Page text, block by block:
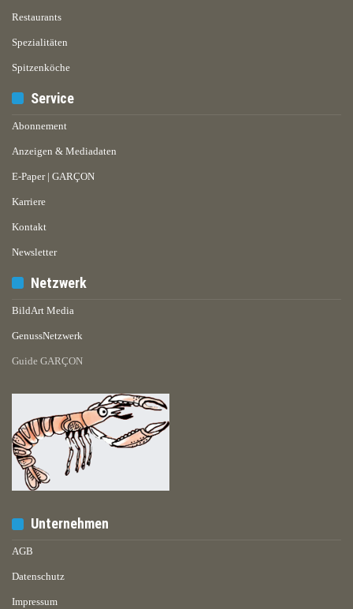
Restaurants
Spezialitäten
Spitzenköche
Service
Abonnement
Anzeigen & Mediadaten
E-Paper | GARÇON
Karriere
Kontakt
Newsletter
Netzwerk
BildArt Media
GenussNetzwerk
Guide GARÇON
Unternehmen
AGB
Datenschutz
Impressum